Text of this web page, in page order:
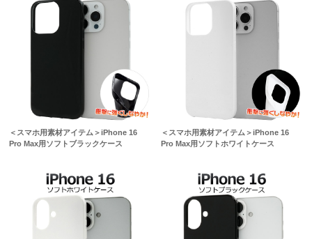
＜スマホ用素材アイテム＞iPhone 16
Pro Max用ソフトブラックケース
＜スマホ用素材アイテム＞iPhone 16
Pro Max用ソフトホワイトケース